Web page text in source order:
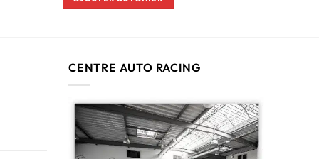
CENTRE AUTO RACING